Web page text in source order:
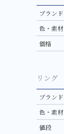
ブランド
色・素材
価格
リング
ブランド
色・素材
値段